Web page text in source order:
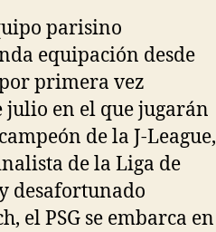
parisino
equipación desde
primera vez
julio en el que jugarán
de la J-League,
de la Liga de
desafortunado
el PSG se embarca en